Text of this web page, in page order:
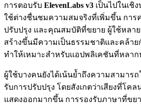
การตอบรับ ElevenLabs v3 เป็นไปในเชิ
ใช้ต่างชื่นชมความสมจริงที่เพิ่มขึ้น การ
ปรับปรุง และคุณสมบัติที่ขยาย ผู้ใช้หลาย
สร้างขึ้นมีความเป็นธรรมชาติและคล้า
ทำให้เหมาะสำหรับแอปพลิเคชันที่หลาก
ผู้ใช้บางคนยังได้เน้นย้ำถึงความสามาร
รับการปรับปรุง โดยสังเกตว่าเสียงที่โค
แสดงออกมากขึ้น การรองรับภาษาที่ขย